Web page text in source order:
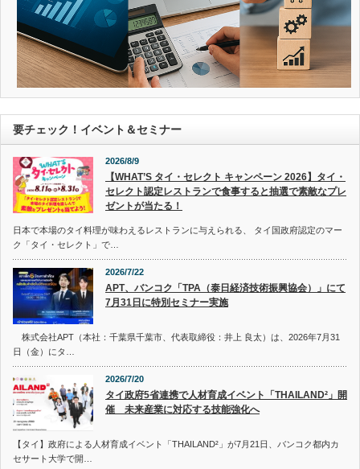
要チェック！イベント＆セミナー
2026/8/9
【WHAT’S タイ・セレクト キャンペーン 2026】タイ・
セレクト認定レストランで食事すると抽選で素敵なプレ
ゼントが当たる！
日本で本場のタイ料理が味わえるレストランに与えられる、 タイ国政府認定のマー
ク「タイ・セレクト」で…
2026/7/22
APT、バンコク「TPA（泰日経済技術振興協会）」にて
7月31日に特別セミナー実施
株式会社APT（本社：千葉県千葉市、代表取締役：井上 良太）は、2026年7月31
日（金）にタ…
2026/7/20
タイ政府5省連携で人材育成イベント「THAILAND²」開
催 未来産業に対応する技能強化へ
【タイ】政府による人材育成イベント「THAILAND²」が7月21日、バンコク都内カ
セサート大学で開…